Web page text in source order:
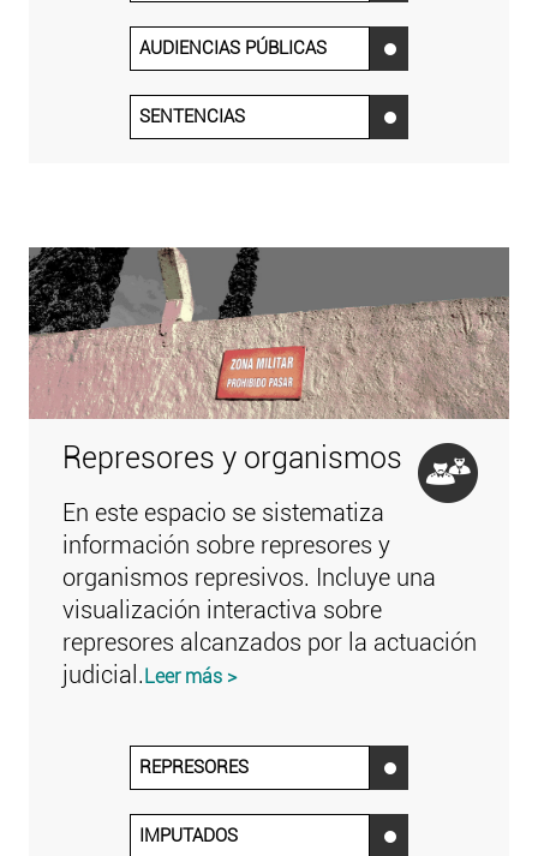
AUDIENCIAS PÚBLICAS ‌
SENTENCIAS ‌
Represores y organismos
En este espacio se sistematiza
información sobre represores y
organismos represivos. Incluye una
visualización interactiva sobre
represores alcanzados por la actuación
judicial. Leer más >
REPRESORES ‌
IMPUTADOS ‌